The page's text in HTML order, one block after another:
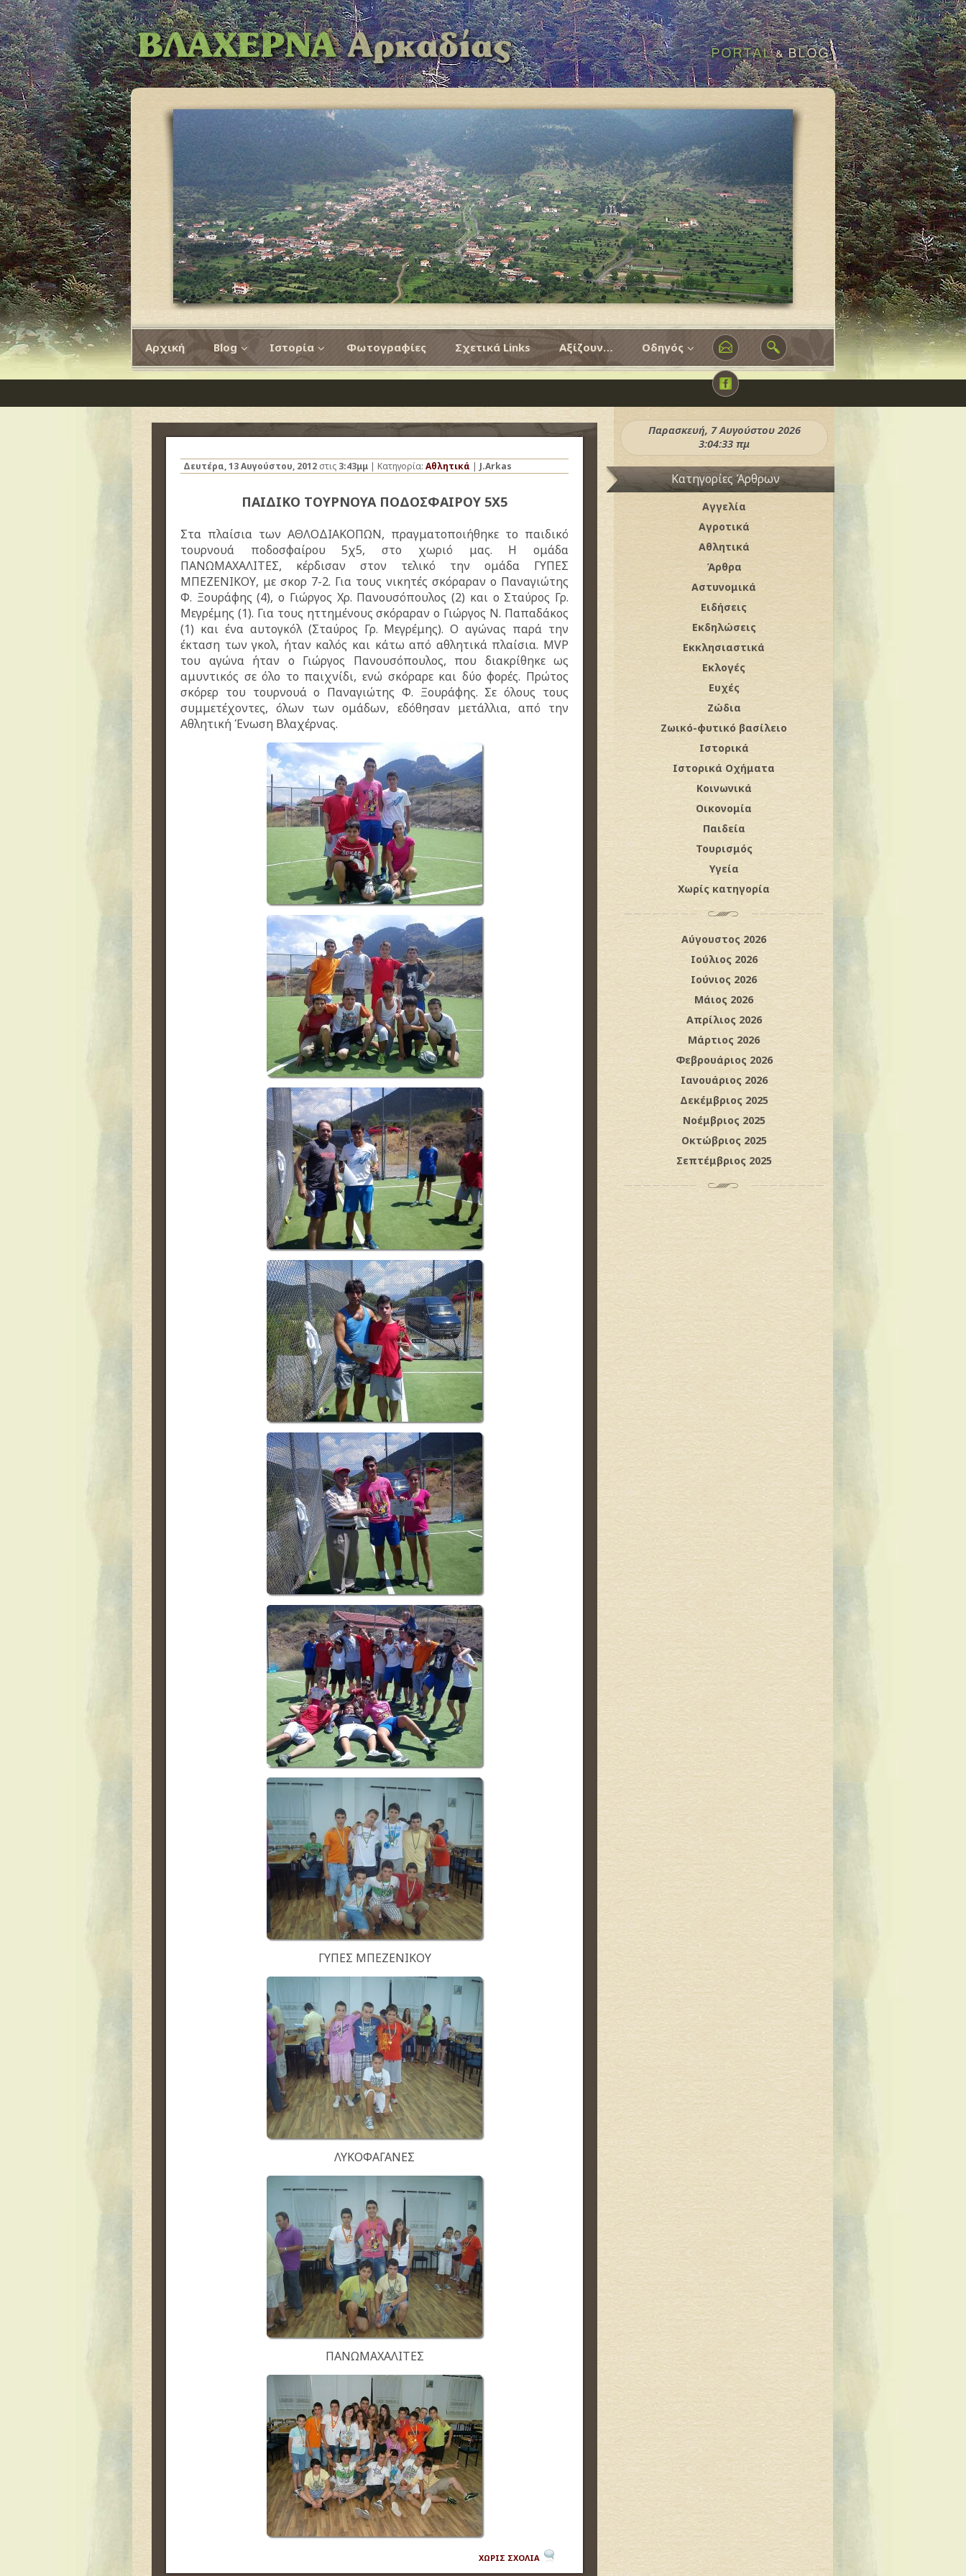
Αρχική Blog Ιστορία Φωτογραφίες Σχετικά Links Αξίζουν… Οδηγός
Δευτέρα, 13 Αυγούστου, 2012 στις 3:43μμ | Κατηγορία: Αθλητικά | J.Arkas
ΠΑΙΔΙΚΟ ΤΟΥΡΝΟΥΑ ΠΟΔΟΣΦΑΙΡΟΥ 5Χ5
Στα πλαίσια των ΑΘΛΟΔΙΑΚΟΠΩΝ, πραγματοποιήθηκε το παιδικό
τουρνουά ποδοσφαίρου 5χ5, στο χωριό μας. Η ομάδα
ΠΑΝΩΜΑΧΑΛΙΤΕΣ, κέρδισαν στον τελικό την ομάδα ΓΥΠΕΣ
ΜΠΕΖΕΝΙΚΟΥ, με σκορ 7-2. Για τους νικητές σκόραραν ο Παναγιώτης
Φ. Ξουράφης (4), ο Γιώργος Χρ. Πανουσόπουλος (2) και ο Σταύρος Γρ.
Μεγρέμης (1). Για τους ηττημένους σκόραραν ο Γιώργος Ν. Παπαδάκος
(1) και ένα αυτογκόλ (Σταύρος Γρ. Μεγρέμης). Ο αγώνας παρά την
έκταση των γκολ, ήταν καλός και κάτω από αθλητικά πλαίσια. MVP
του αγώνα ήταν ο Γιώργος Πανουσόπουλος, που διακρίθηκε ως
αμυντικός σε όλο το παιχνίδι, ενώ σκόραρε και δύο φορές. Πρώτος
σκόρερ του τουρνουά ο Παναγιώτης Φ. Ξουράφης. Σε όλους τους
συμμετέχοντες, όλων των ομάδων, εδόθησαν μετάλλια, από την
Αθλητική Ένωση Βλαχέρνας.
ΓΥΠΕΣ ΜΠΕΖΕΝΙΚΟΥ
ΛΥΚΟΦΑΓΑΝΕΣ
ΠΑΝΩΜΑΧΑΛΙΤΕΣ
ΧΩΡΙΣ ΣΧΟΛΙΑ
Παρασκευή, 7 Αυγούστου 2026
3:04:35 πμ
Κατηγορίες Άρθρων
Αγγελία
Αγροτικά
Αθλητικά
Άρθρα
Αστυνομικά
Ειδήσεις
Εκδηλώσεις
Εκκλησιαστικά
Εκλογές
Ευχές
Ζώδια
Ζωικό-φυτικό βασίλειο
Ιστορικά
Ιστορικά Οχήματα
Κοινωνικά
Οικονομία
Παιδεία
Τουρισμός
Υγεία
Χωρίς κατηγορία
Αύγουστος 2026
Ιούλιος 2026
Ιούνιος 2026
Μάιος 2026
Απρίλιος 2026
Μάρτιος 2026
Φεβρουάριος 2026
Ιανουάριος 2026
Δεκέμβριος 2025
Νοέμβριος 2025
Οκτώβριος 2025
Σεπτέμβριος 2025